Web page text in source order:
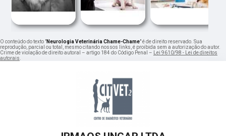
O conteúdo do texto "Neurologia Veterinária Chame-Chame" é de direito reservado. Sua
reprodução, parcial ou total, mesmo citando nossos links, é proibida sem a autorização do autor.
Crime de violação de direito autoral – artigo 184 do Código Penal – Lei 9610/98 - Lei de direitos
autorais.